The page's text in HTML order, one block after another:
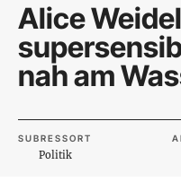
Alice
nah am
SUBRESSORT
Politik